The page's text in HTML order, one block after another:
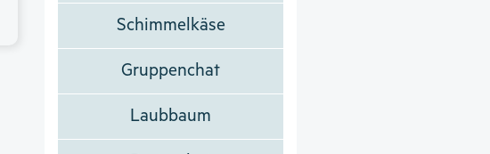
Schimmelkäse
Gruppenchat
Laubbaum